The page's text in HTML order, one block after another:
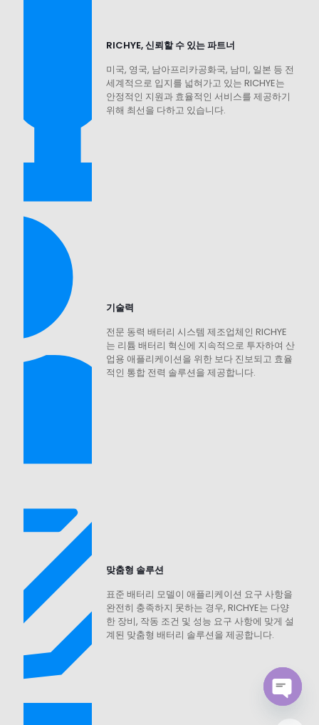
RICHYE, 신뢰할 수 있는 파트너
미국, 영국, 남아프리카공화국, 남미, 일본 등 전
세계적으로 입지를 넓혀가고 있는 RICHYE는
안정적인 지원과 효율적인 서비스를 제공하기
위해 최선을 다하고 있습니다.
기술력
전문 동력 배터리 시스템 제조업체인 RICHYE
는 리튬 배터리 혁신에 지속적으로 투자하여 산
업용 애플리케이션을 위한 보다 진보되고 효율
적인 통합 전력 솔루션을 제공합니다.
맞춤형 솔루션
표준 배터리 모델이 애플리케이션 요구 사항을
완전히 충족하지 못하는 경우, RICHYE는 다양
한 장비, 작동 조건 및 성능 요구 사항에 맞게 설
계된 맞춤형 배터리 솔루션을 제공합니다.